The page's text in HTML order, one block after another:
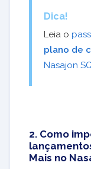
Dica!
Leia o
plano de
Nasajon
2. Como
Mais no